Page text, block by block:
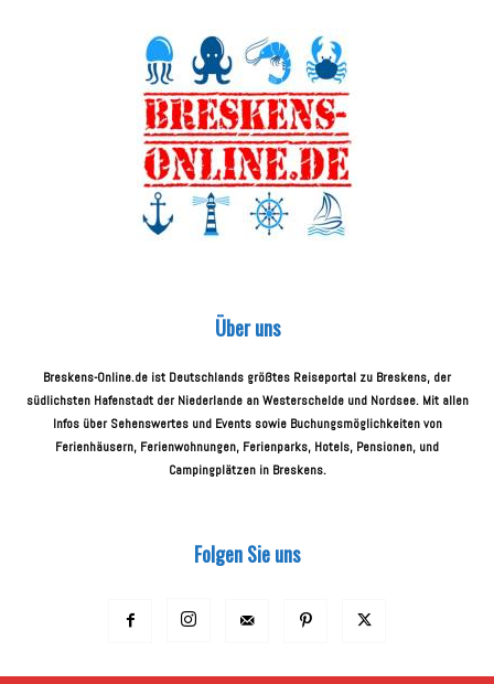
Über uns
Breskens-Online.de ist Deutschlands größtes Reiseportal zu Breskens, der
südlichsten Hafenstadt der Niederlande an Westerschelde und Nordsee. Mit allen
Infos über Sehenswertes und Events sowie Buchungsmöglichkeiten von
Ferienhäusern, Ferienwohnungen, Ferienparks, Hotels, Pensionen, und
Campingplätzen in Breskens.
Folgen Sie uns